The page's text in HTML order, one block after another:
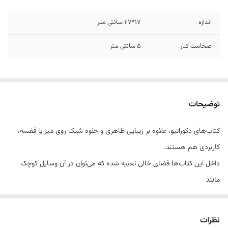
اندازه 17*27 سانتی متر
ضخامت کنار 5 سانتی متر
توضیحات
کتاب‌های دکوراتیو، علاوه بر زیبایی ظاهری و جلوه شیک روی میز یا قفسه،
کاربردی هم هستند.
داخل این کتاب‌ها فضای خالی تعبیه شده که می‌توان در آن وسایل کوچک
مانند
نظرات